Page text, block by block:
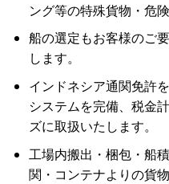
ング等の特殊貨物・危
船の選定もお客様のご
します。
インドネシア通関免許
システムを完備、税金
ズに取扱いたします。
工場内搬出・梱包・船
関・コンテナよりの貨